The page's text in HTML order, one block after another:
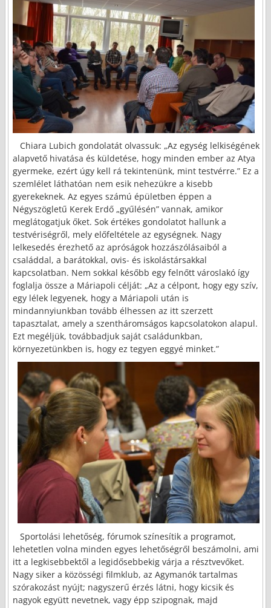
Chiara Lubich gondolatát olvassuk: „Az egység lelkiségének
alapvető hivatása és küldetése, hogy minden ember az Atya
gyermeke, ezért úgy kell rá tekintenünk, mint testvérre.” Ez a
szemlélet láthatóan nem esik nehezükre a kisebb
gyerekeknek. Az egyes számú épületben éppen a
Négyszögletű Kerek Erdő „gyűlésén” vannak, amikor
meglátogatjuk őket. Sok értékes gondolatot hallunk a
testvériségről, mely előfeltétele az egységnek. Nagy
lelkesedés érezhető az apróságok hozzászólásaiból a
családdal, a barátokkal, ovis- és iskolástársakkal
kapcsolatban. Nem sokkal később egy felnőtt városlakó így
foglalja össze a Máriapoli célját: „Az a célpont, hogy egy szív,
egy lélek legyenek, hogy a Máriapoli után is
mindannyiunkban tovább élhessen az itt szerzett
tapasztalat, amely a szentháromságos kapcsolatokon alapul.
Ezt megéljük, továbbadjuk saját családunkban,
környezetünkben is, hogy ez tegyen eggyé minket.”
Sportolási lehetőség, fórumok színesítik a programot,
lehetetlen volna minden egyes lehetőségről beszámolni, ami
itt a legkisebbektől a legidősebbekig várja a résztvevőket.
Nagy siker a közösségi filmklub, az Agymanók tartalmas
szórakozást nyújt; nagyszerű érzés látni, hogy kicsik és
nagyok együtt nevetnek, vagy épp szipognak, majd